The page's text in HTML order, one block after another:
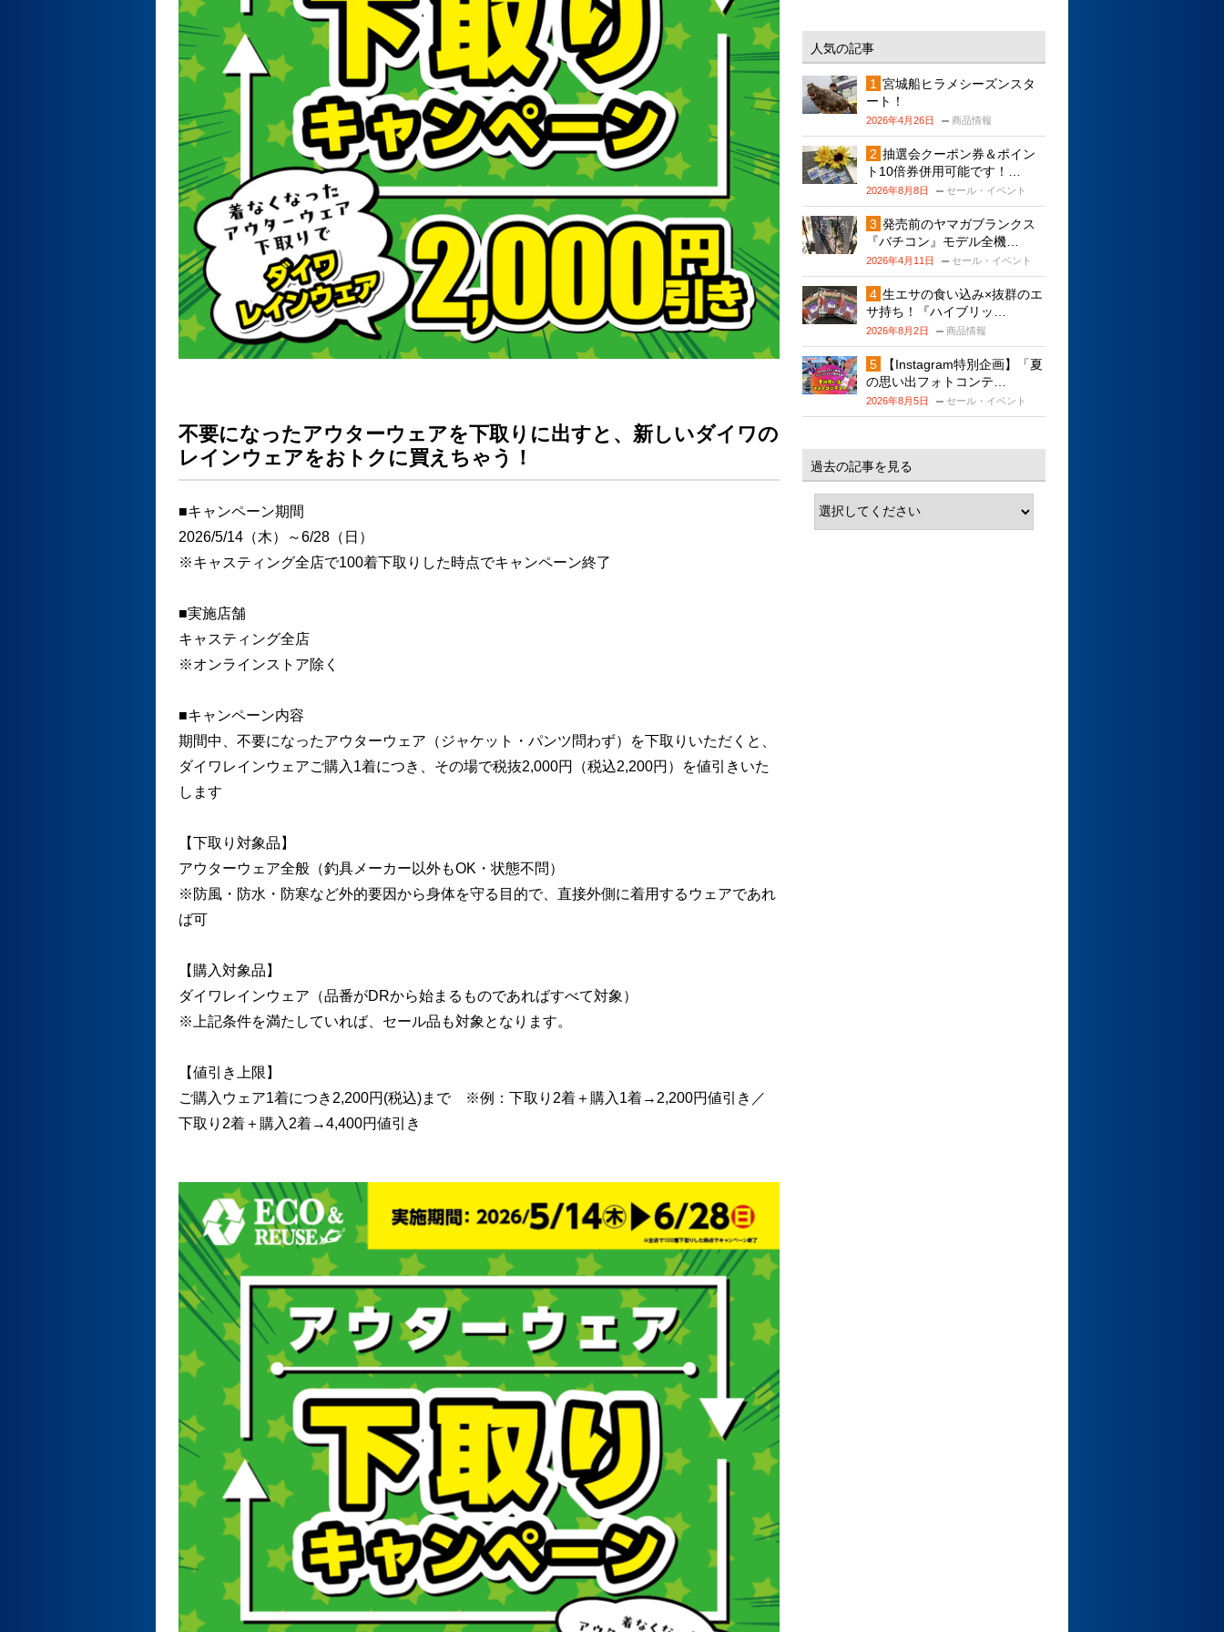
不要になったアウターウェアを下取りに出すと、新しいダイワの
レインウェアをおトクに買えちゃう！
■キャンペーン期間
2026/5/14（木）～6/28（日）
※キャスティング全店で100着下取りした時点でキャンペーン終了
■実施店舗
キャスティング全店
※オンラインストア除く
■キャンペーン内容
期間中、不要になったアウターウェア（ジャケット・パンツ問わず）を下取りいただくと、
ダイワレインウェアご購入1着につき、その場で税抜2,000円（税込2,200円）を値引きいた
します
【下取り対象品】
アウターウェア全般（釣具メーカー以外もOK・状態不問）
※防風・防水・防寒など外的要因から身体を守る目的で、直接外側に着用するウェアであれ
ば可
【購入対象品】
ダイワレインウェア（品番がDRから始まるものであればすべて対象）
※上記条件を満たしていれば、セール品も対象となります。
【値引き上限】
ご購入ウェア1着につき2,200円(税込)まで ※例：下取り2着＋購入1着→2,200円値引き／
下取り2着＋購入2着→4,400円値引き
人気の記事
宮城船ヒラメシーズンスタ
ート！
2026年4月26日 商品情報
抽選会クーポン券＆ポイン
ト10倍券併用可能です！…
2026年8月8日 セール・イベント
発売前のヤマガブランクス
『バチコン』モデル全機…
2026年4月11日 セール・イベント
生エサの食い込み×抜群のエ
サ持ち！『ハイブリッ…
2026年8月2日 商品情報
【Instagram特別企画】「夏
の思い出フォトコンテ…
2026年8月5日 セール・イベント
過去の記事を見る